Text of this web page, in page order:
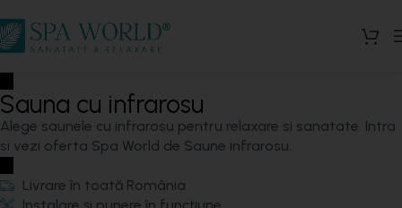
Sauna cu infrarosu
Alege saunele cu infrarosu pentru relaxare si sanatate. Intra
si vezi oferta Spa World de Saune infrarosu.
Livrare în toată România